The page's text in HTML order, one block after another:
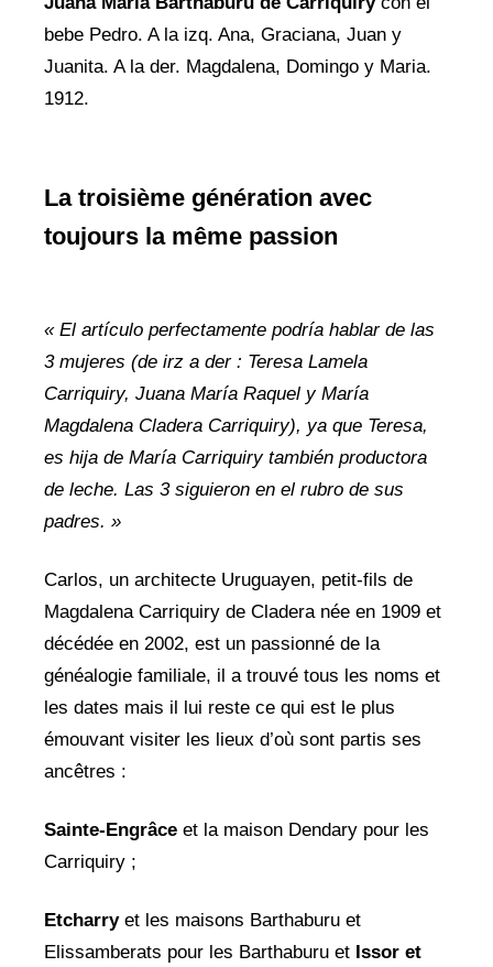
bebe Pedro. A la izq. Ana, Graciana, Juan y
Juanita. A la der. Magdalena, Domingo y Maria.
1912.
La troisième génération avec
toujours la même passion
« El artículo perfectamente podría hablar de las
3 mujeres (de irz a der : Teresa Lamela
Carriquiry, Juana María Raquel y María
Magdalena Cladera Carriquiry), ya que Teresa,
es hija de María Carriquiry también productora
de leche. Las 3 siguieron en el rubro de sus
padres. »
Carlos, un architecte Uruguayen, petit-fils de
Magdalena Carriquiry de Cladera née en 1909 et
décédée en 2002, est un passionné de la
généalogie familiale, il a trouvé tous les noms et
les dates mais il lui reste ce qui est le plus
émouvant visiter les lieux d’où sont partis ses
ancêtres :
Sainte-Engrâce et la maison Dendary pour les
Carriquiry ;
Etcharryet les maisons Barthaburu et
Elissamberats pour les Barthaburu et Issor et